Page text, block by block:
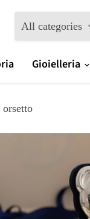
All categories
Gioielleria